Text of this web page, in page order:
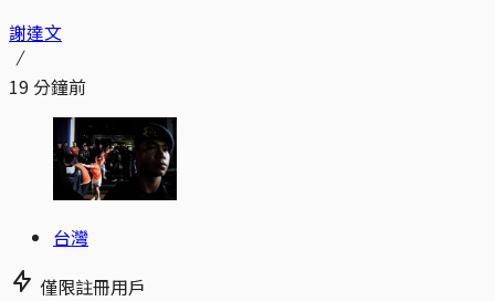
謝達文
19 分鐘前
台灣
僅限註冊用戶